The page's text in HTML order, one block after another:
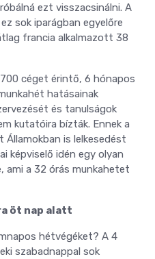
ezt visszacsinálni. A
sok iparágban egyelőre
francia alkalmazott 38
céget érintő, 6 hónapos
hatásainak
és tanulságok
kutatóira bízták. Ennek a
Államokban is lelkesedést
képviselő idén egy olyan
a 32 órás munkahetet
öt nap alatt
hétvégéket? A 4
szabadnappal sok